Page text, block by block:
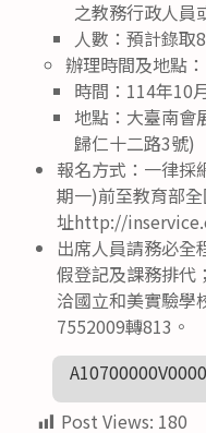
之教務行政人員
人數：預計錄取
辦理時間及地點：
時間：114年10
地點：大臺南會
歸仁十二路3號)
報名方式：一律採
期一)前至教育部
址http://
出席人員請務必全
假登記及課務排代
洽國立和美實驗學
7552009轉813。
Post Views: 180